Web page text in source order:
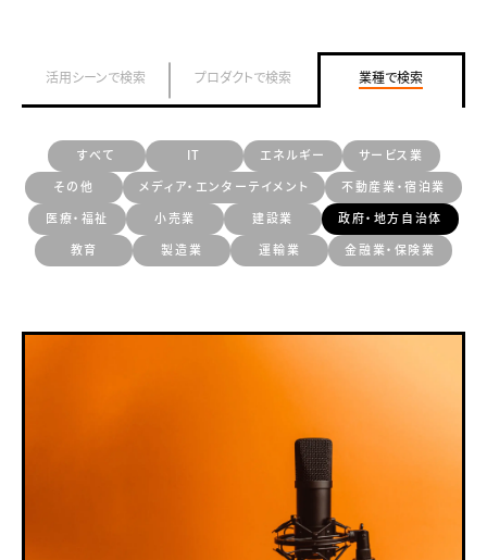
活用シーンで検索 プロダクトで検索 業種で検索
すべて IT エネルギー
サービス業
その他
メディア・エンターテイメント
不動産業・宿泊業
医療・福祉
小売業 建設業
政府・地方自治体
教育
製造業 運輸業 金融業・保険業